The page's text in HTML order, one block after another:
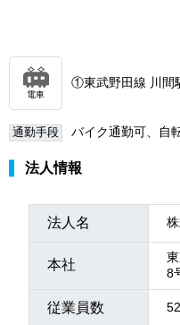
電車
①東武野田線 川間
通勤手段 バイク通勤可、自
法人情報
法人名
本社
8
従業員数